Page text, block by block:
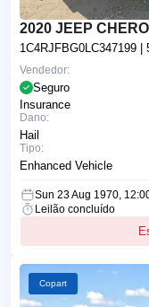
2020 JEEP
1C4RJFBG0LC347199 |
Vendedor:
Seguro
Insurance
Dano:
Hail
Tipo:
Enhanced Vehicle
Sun 23 Aug 1970,
Leilão concluído
Copart